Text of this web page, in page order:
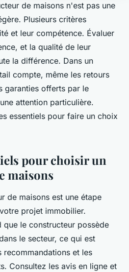
de maisons n'est pas une
Plusieurs critères
et leur compétence. Évaluer
et la qualité de leur
la différence. Dans un
compte, même les retours
garanties offerts par le
attention particulière.
essentiels pour faire un choix
pour choisir un
maisons
de maisons est une étape
projet immobilier.
le constructeur possède
le secteur, ce qui est
recommandations et les
Consultez les avis en ligne et